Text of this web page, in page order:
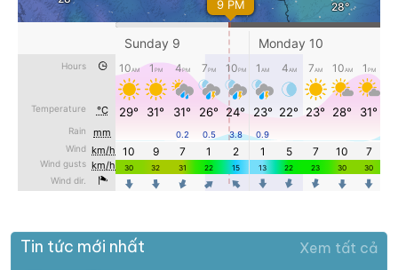
Tin tức mới nhất Xem tất cả